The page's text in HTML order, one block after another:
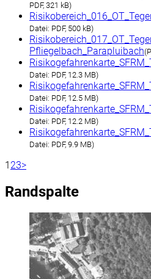
PDF, 321 kB)
Datei: PDF, 500 kB)
Pfliegelbach_Parapluibach(
Datei: PDF, 12.3 MB)
Datei: PDF, 12.5 MB)
Datei: PDF, 12.2 MB)
Datei: PDF, 9.9 MB)
1 23>
Randspalte